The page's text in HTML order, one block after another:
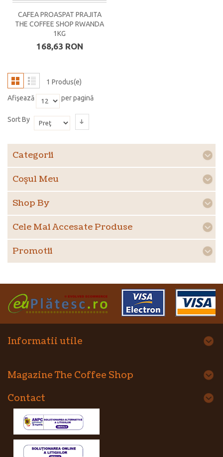
CAFEA PROASPAT PRAJITA
THE COFFEE SHOP RWANDA
1KG
168,63 RON
1 Produs(e)
Afişează
per pagină
Sort By
Categorii
Coşul Meu
Shop By
Cele Mai Accesate Produse
Promotii
Informatii utile
Magazine The Coffee Shop
Contact